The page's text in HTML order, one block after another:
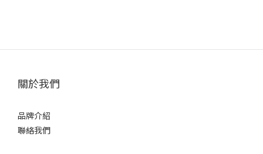
關於我們
品牌介紹
聯絡我們